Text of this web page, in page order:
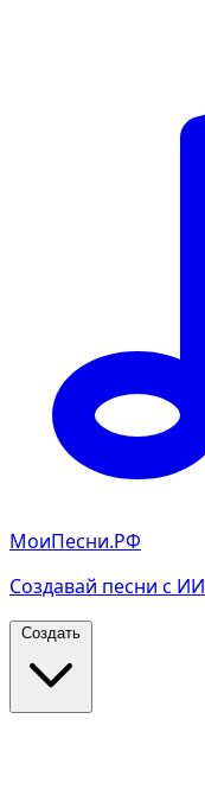
МоиПесни.РФ
Создавай песни с ИИ
Создать